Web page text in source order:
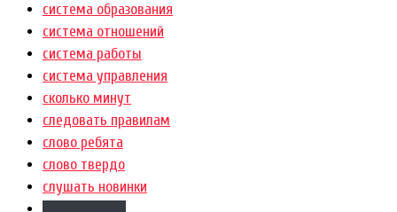
система образования
система отношений
система работы
система управления
сколько минут
следовать правилам
слово ребята
слово твердо
слушать новинки